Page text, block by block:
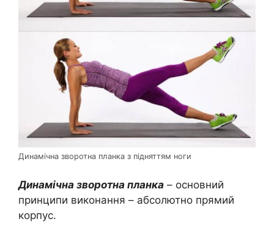
Динамічна зворотна планка з підняттям ноги
Динамічна зворотна планка – основний
принципи виконання – абсолютно прямий
корпус.